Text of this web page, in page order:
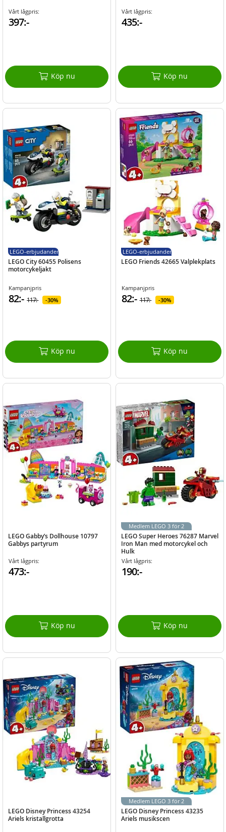
Vårt lågpris:
397:-
Köp nu
Vårt lågpris:
435:-
Köp nu
LEGO City 60455 Polisens
motorcykeljakt
Kampanjpris
82:- 117:- 30%
Köp nu
LEGO-erbjudanden
LEGO Friends 42665 Valplekplats
Kampanjpris
82:- 117:- 30%
Köp nu
LEGO-erbjudanden
LEGO Gabby’s Dollhouse 10797
Gabbys partyrum
Vårt lågpris:
473:-
Köp nu
LEGO Super Heroes 76287 Marvel
Iron Man med motorcykel och
Hulk
Vårt lågpris:
190:-
Köp nu
Medlem LEGO 3 för 2
LEGO Disney Princess 43254
Ariels kristallgrotta
LEGO Disney Princess 43235
Ariels musikscen
Medlem LEGO 3 för 2